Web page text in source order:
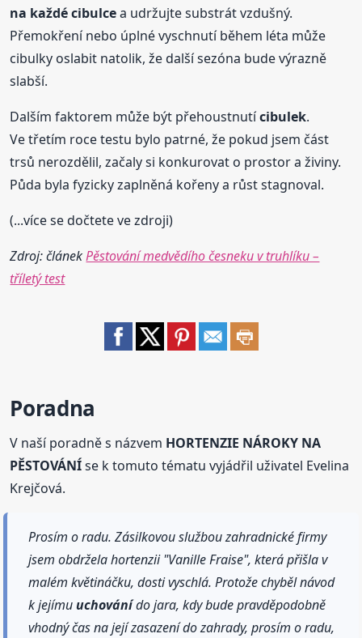
na každé cibulcea udržujte substrát vzdušný.
Přemokření nebo úplné vyschnutí během léta může
cibulky oslabit natolik, že další sezóna bude výrazně
slabší.
Dalším faktorem může být přehoustnutícibulek.
Ve třetím roce testu bylo patrné, že pokud jsem část
trsů nerozdělil, začaly si konkurovat o prostor a živiny.
Půda byla fyzicky zaplněná kořeny a růst stagnoval.
(...více se dočtete ve zdroji)
Zdroj: článekPěstování medvědího česneku v truhlíku –
tříletý test
Poradna
V naší poradně s názvem HORTENZIE NÁROKY NA
PĚSTOVÁNÍse k tomuto tématu vyjádřil uživatel Evelina
Krejčová.
Prosím o radu. Zásilkovou službou zahradnické firmy
jsem obdržela hortenzii "Vanille Fraise", která přišla v
malém květináčku, dosti vyschlá. Protože chyběl návod
k jejímuuchovánído jara, kdy bude pravděpodobně
vhodný čas na její zasazení do zahrady, prosím o radu,